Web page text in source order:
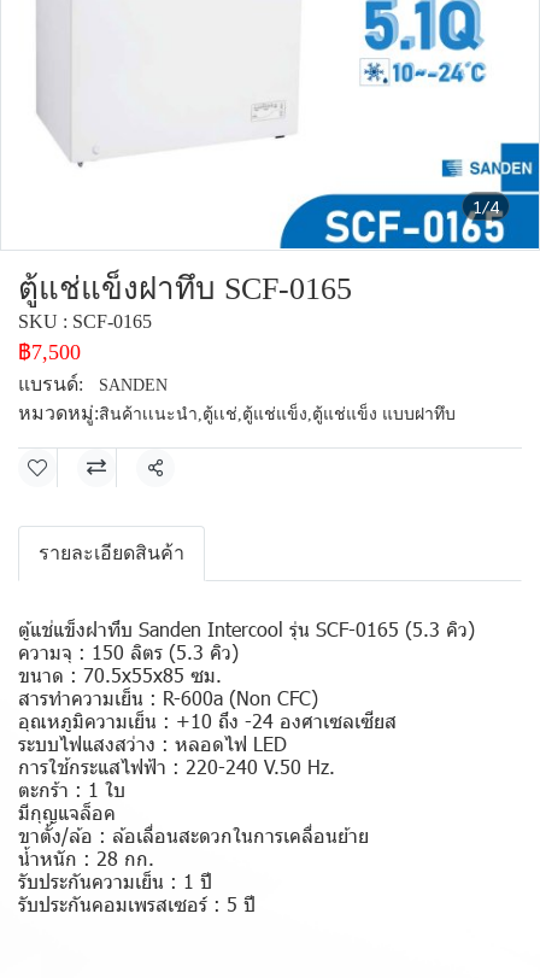
1/4
ตู้แช่แข็งฝาทึบ SCF-0165
SKU : SCF-0165
฿7,500
แบรนด์: SANDEN
หมวดหมู่:สินค้าเเนะนำ,ตู้เเช่,ตู้แช่แข็ง,ตู้แช่แข็ง แบบฝาทึบ
แชร์
รายละเอียดสินค้า
ตู้แช่แข็งฝาทึบ Sanden Intercool รุ่น SCF-0165 (5.3 คิว)
ความจุ : 150 ลิตร (5.3 คิว)
ขนาด : 70.5x55x85 ซม.
สารทำความเย็น : R-600a (Non CFC)
อุณหภูมิความเย็น : +10 ถึง -24 องศาเซลเซียส
ระบบไฟแสงสว่าง : หลอดไฟ LED
การใช้กระแสไฟฟ้า : 220-240 V.50 Hz.
ตะกร้า : 1 ใบ
มีกุญแจล็อค
ขาตั้ง/ล้อ : ล้อเลื่อนสะดวกในการเคลื่อนย้าย
น้ำหนัก : 28 กก.
รับประกันความเย็น : 1 ปี
รับประกันคอมเพรสเซอร์ : 5 ปี